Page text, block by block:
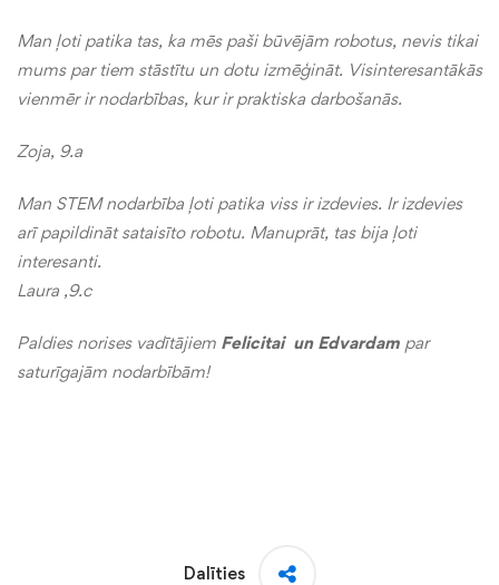
Man ļoti patika tas, ka mēs paši būvējām robotus, nevis tikai
mums par tiem stāstītu un dotu izmēģināt. Visinteresantākās
vienmēr ir nodarbības, kur ir praktiska darbošanās.
Zoja, 9.a
Man STEM nodarbība ļoti patika viss ir izdevies. Ir izdevies
arī papildināt sataisīto robotu. Manuprāt, tas bija ļoti
interesanti.
Laura ,9.c
Paldies norises vadītājiem Felicitai un Edvardam par
saturīgajām nodarbībām!
Dalīties